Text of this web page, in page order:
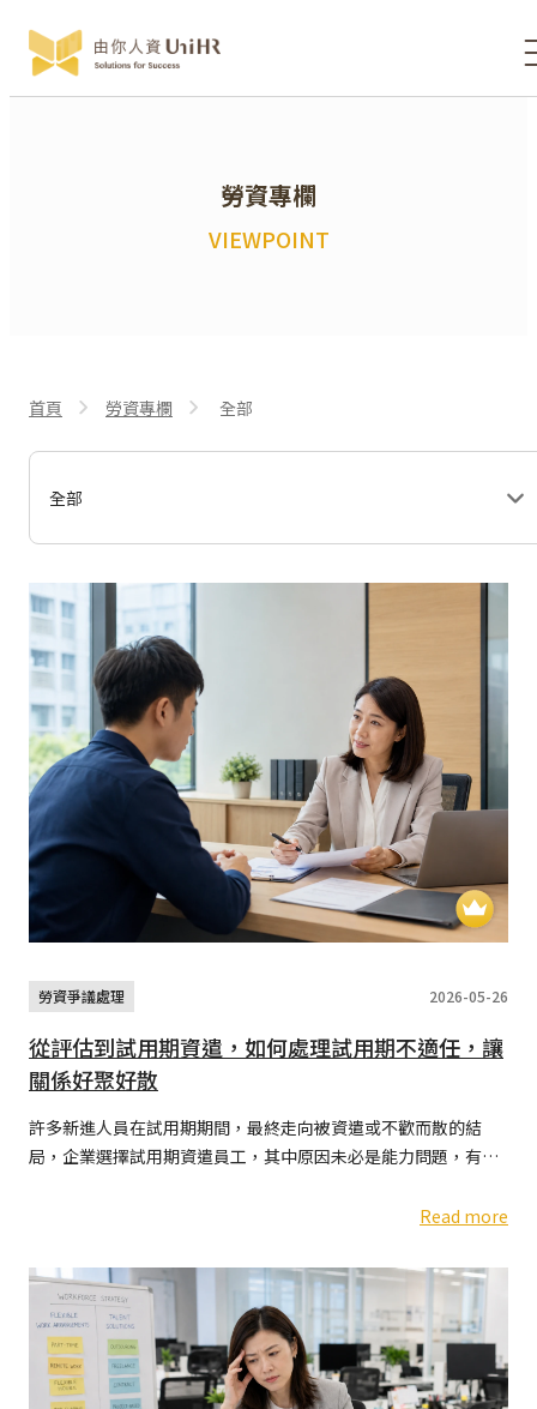
勞資專欄
VIEWPOINT
首頁 勞資專欄 全部
全部
勞資爭議處理 2026-05-26
從評估到試用期資遣，如何處理試用期不適任，讓
關係好聚好散
許多新進人員在試用期期間，最終走向被資遣或不歡而散的結
局，企業選擇試用期資遣員工，其中原因未必是能力問題，有時
Read more